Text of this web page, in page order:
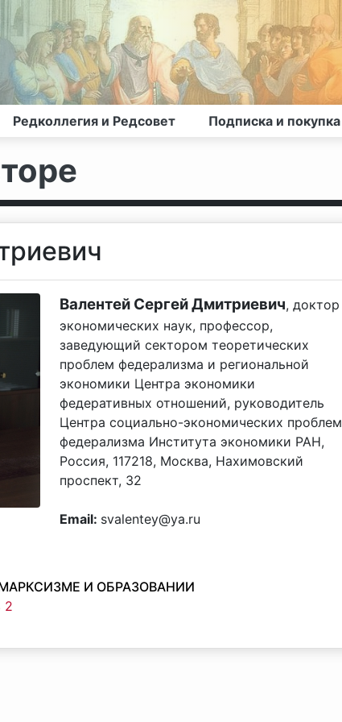
Редколлегия и Редсовет Подписка и покупка
Валентей Сергей Дмитриевич, доктор
экономических наук, профессор,
заведующий сектором теоретических
проблем федерализма и региональной
экономики Центра экономики
федеративных отношений, руководитель
Центра социально-экономических проблем
федерализма Института экономики РАН,
Россия, 117218, Москва, Нахимовский
проспект, 32
Email: svalentey@ya.ru
И ОБРАЗОВАНИИ
2